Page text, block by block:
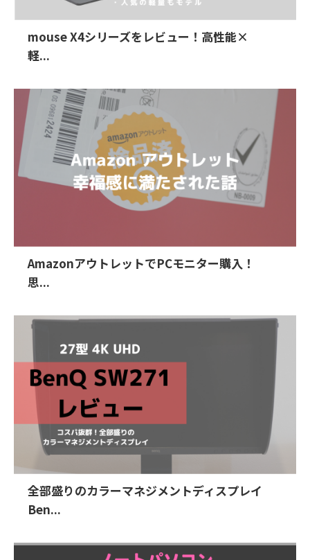
mouse X4シリーズをレビュー！高性能×
軽...
AmazonアウトレットでPCモニター購入！
思...
全部盛りのカラーマネジメントディスプレイ
Ben...